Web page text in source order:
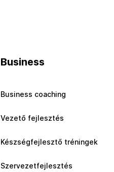
Business
Business coaching
Vezető fejlesztés
Készségfejlesztő tréningek
Szervezetfejlesztés